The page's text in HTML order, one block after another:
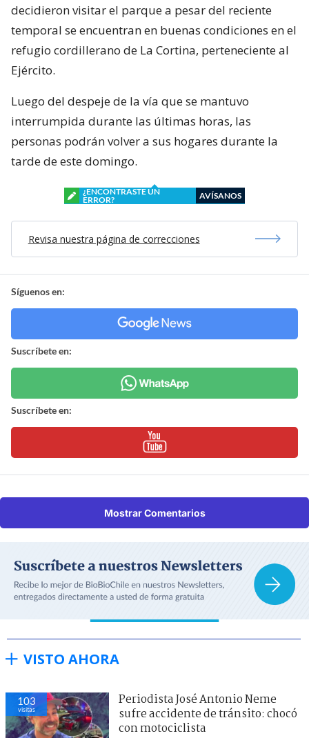
decidieron visitar el parque a pesar del reciente
temporal se encuentran en buenas condiciones en el
refugio cordillerano de La Cortina, perteneciente al
Ejército.
Luego del despeje de la vía que se mantuvo
interrumpida durante las últimas horas, las
personas podrán volver a sus hogares durante la
tarde de este domingo.
¿ENCONTRASTE UN
ERROR?
AVÍSANOS
Revisa nuestra página de correcciones
Síguenos en:
Suscríbete en:
Suscríbete en:
Mostrar Comentarios
VISTO AHORA
103
visitas
Periodista José Antonio Neme
sufre accidente de tránsito: chocó
con motociclista